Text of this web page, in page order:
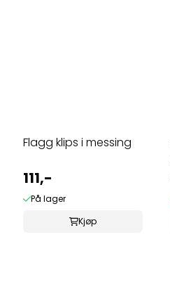
Flagg klips i messing
111,-
På lager
Kjøp